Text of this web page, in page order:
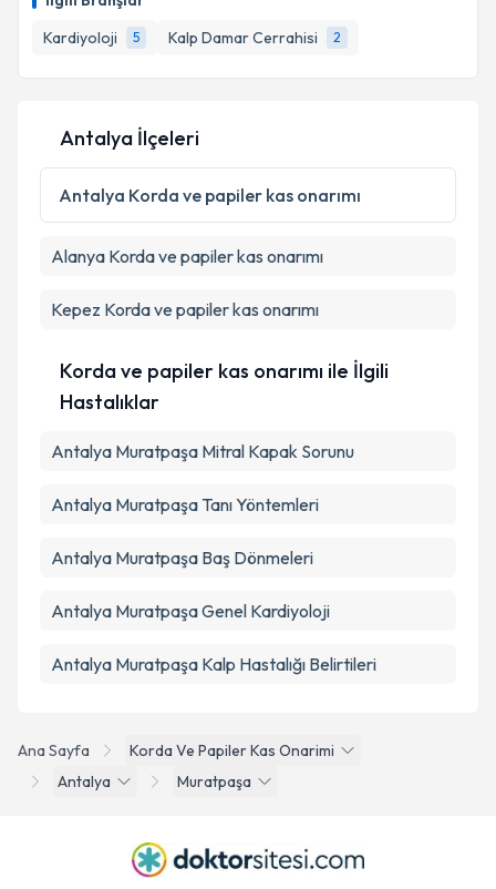
Kardiyoloji
5 Kalp Damar Cerrahisi 2
takvim hazırlandığında e-posta ile bilgilendireceğiz.
E-posta Adresiniz
Kişisel verilerimin işlenmesine ilişkinAydınlatma
Metni
'ni okudum ve kişisel verilerimin belirtilen
kapsamda işlenmesini kabul ediyorum.
Ana Sayfa
Korda Ve Papiler Kas Onarimi
Antalya
Muratpaşa
Antalya İlçeleri
Antalya Korda ve papiler kas onarımı
Alanya Korda ve papiler kas onarımı
Kepez Korda ve papiler kas onarımı
Korda ve papiler kas onarımı ile İlgili
Hastalıklar
Antalya Muratpaşa Mitral Kapak Sorunu
Antalya Muratpaşa Tanı Yöntemleri
Antalya Muratpaşa Baş Dönmeleri
Antalya Muratpaşa Genel Kardiyoloji
Antalya Muratpaşa Kalp Hastalığı Belirtileri